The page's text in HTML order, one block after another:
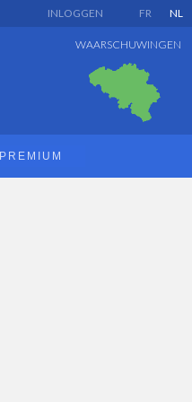
FR NL
INLOGGEN
WAARSCHUWINGEN
PREMIUM